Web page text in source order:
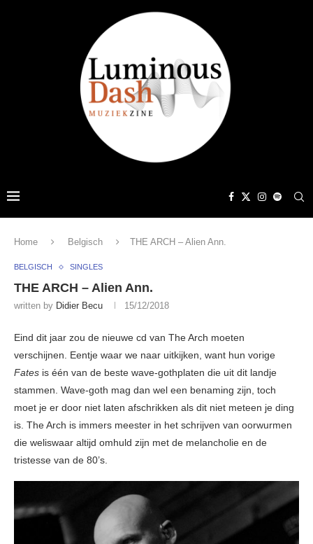
Home Belgisch THE ARCH – Alien Ann.
BELGISCH SINGLES
THE ARCH – Alien Ann.
written by Didier Becu 15/12/2018
Eind dit jaar zou de nieuwe cd van The Arch moeten
verschijnen. Eentje waar we naar uitkijken, want hun vorige
Fates is één van de beste wave-gothplaten die uit dit landje
stammen. Wave-goth mag dan wel een benaming zijn, toch
moet je er door niet laten afschrikken als dit niet meteen je ding
is. The Arch is immers meester in het schrijven van oorwurmen
die weliswaar altijd omhuld zijn met de melancholie en de
tristesse van de 80’s.